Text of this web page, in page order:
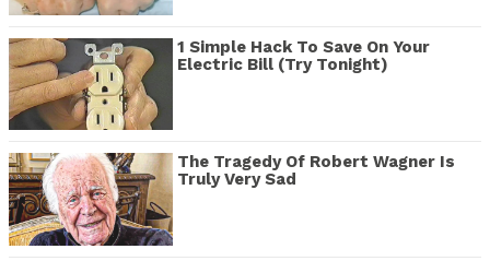
1 Simple Hack To Save On Your
Electric Bill (Try Tonight)
The Tragedy Of Robert Wagner Is
Truly Very Sad